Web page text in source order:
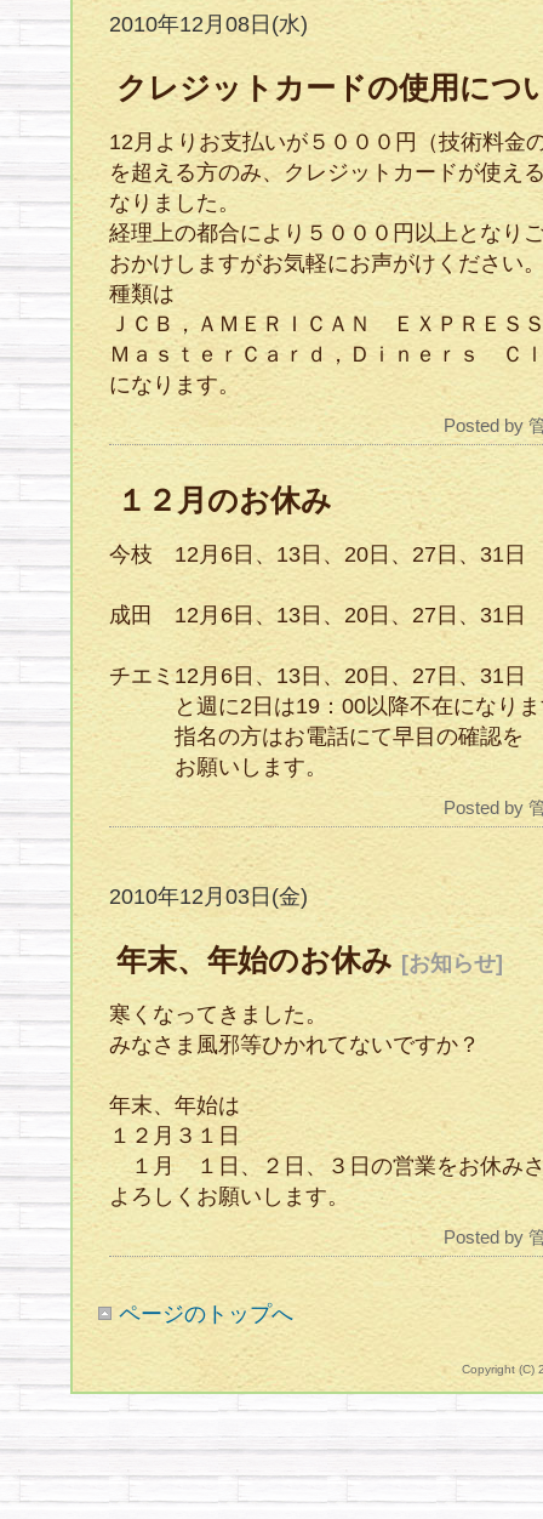
2010年12月08日(水)
クレジットカードの使用につ
12月よりお支払いが５０００円（技術料金
を超える方のみ、クレジットカードが使え
なりました。
経理上の都合により５０００円以上となり
おかけしますがお気軽にお声がけください
種類は
ＪＣＢ，ＡＭＥＲＩＣＡＮ ＥＸＰＲＥＳ
ＭａｓｔｅｒＣａｒｄ，Ｄｉｎｅｒｓ Ｃ
になります。
Posted by
１２月のお休み
今枝 12月6日、13日、20日、27日、31日
成田 12月6日、13日、20日、27日、31日
チエミ12月6日、13日、20日、27日、31日
と週に2日は19：00以降不在になりま
指名の方はお電話にて早目の確認を
お願いします。
Posted by
2010年12月03日(金)
年末、年始のお休み [お知らせ]
寒くなってきました。
みなさま風邪等ひかれてないですか？
年末、年始は
１２月３１日
１月 １日、２日、３日の営業をお休み
よろしくお願いします。
Posted by
ページのトップへ
Copyright (C)